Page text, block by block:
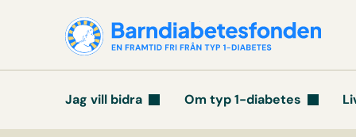
Jag vill bidra Om typ 1-diabetes